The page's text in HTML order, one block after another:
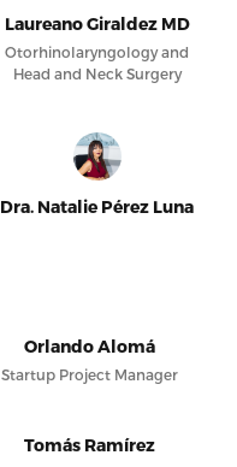
Laureano Giraldez MD
Otorhinolaryngology and
Head and Neck Surgery
Dra. Natalie Pérez Luna
Orlando Alomá
Startup Project Manager
Tomás Ramírez